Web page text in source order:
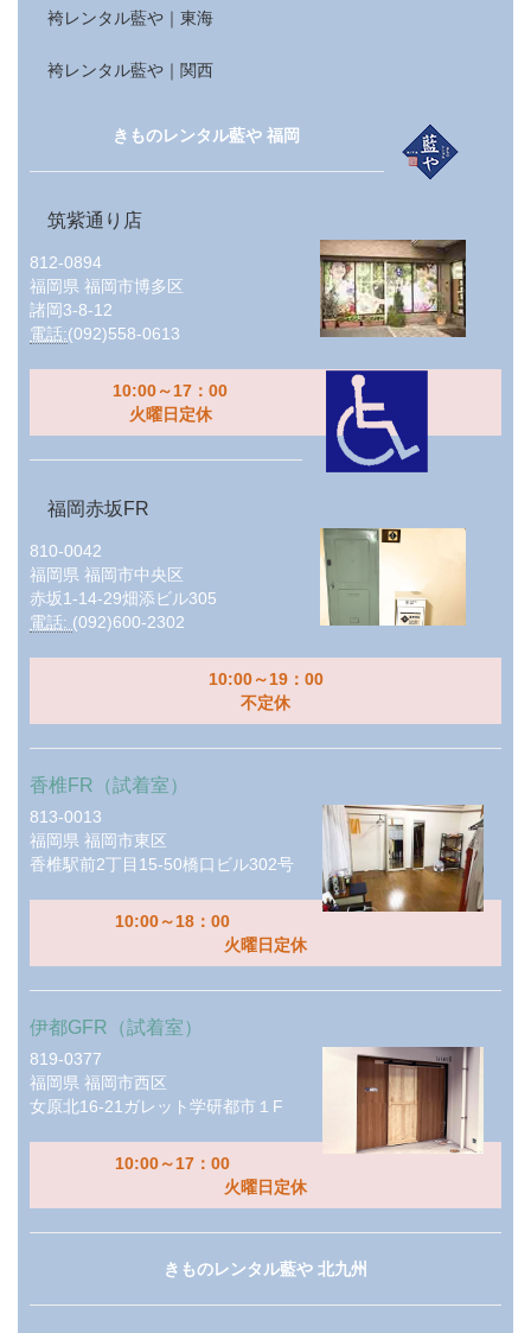
袴レンタル藍や｜東海
袴レンタル藍や｜関西
きものレンタル藍や 福岡
筑紫通り店
812-0894
福岡県 福岡市博多区
諸岡3-8-12
電話:(092)558-0613
10:00～17：00
火曜日定休
福岡赤坂FR
810-0042
福岡県 福岡市中央区
赤坂1-14-29畑添ビル305
電話: (092)600-2302
10:00～19：00
不定休
香椎FR（試着室）
813-0013
福岡県 福岡市東区
香椎駅前2丁目15-50橋口ビル302号
10:00～18：00
火曜日定休
伊都GFR（試着室）
819-0377
福岡県 福岡市西区
女原北16-21ガレット学研都市１F
10:00～17：00
火曜日定休
きものレンタル藍や 北九州